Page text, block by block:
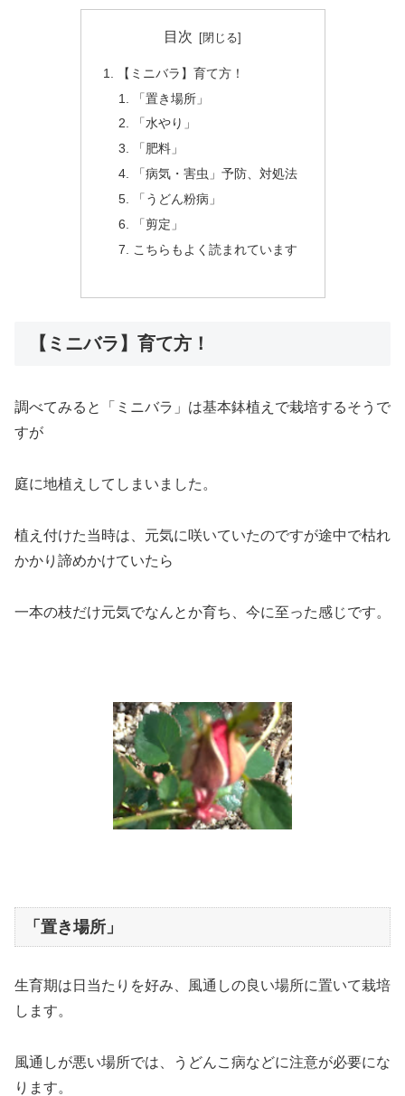
目次
【ミニバラ】育て方！
「置き場所」
「水やり」
「肥料」
「病気・害虫」予防、対処法
「うどん粉病」
「剪定」
こちらもよく読まれています
【ミニバラ】育て方！
調べてみると「ミニバラ」は基本鉢植えで栽培するそうで
すが
庭に地植えしてしまいました。
植え付けた当時は、元気に咲いていたのですが途中で枯れ
かかり諦めかけていたら
一本の枝だけ元気でなんとか育ち、今に至った感じです。
「置き場所」
生育期は日当たりを好み、風通しの良い場所に置いて栽培
します。
風通しが悪い場所では、うどんこ病などに注意が必要にな
ります。